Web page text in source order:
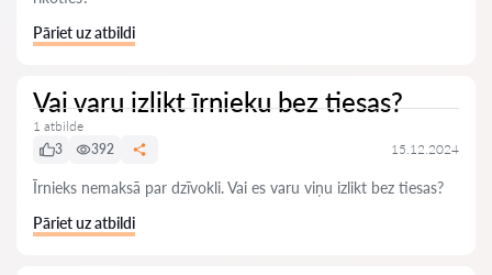
Pāriet uz atbildi
Vai varu izlikt īrnieku bez tiesas?
1 atbilde
3
392 15.12.2024
Īrnieks nemaksā par dzīvokli. Vai es varu viņu izlikt bez tiesas?
Pāriet uz atbildi